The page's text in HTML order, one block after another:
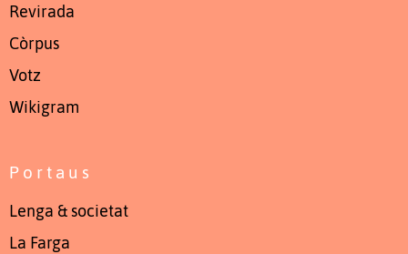
Revirada
Còrpus
Votz
Wikigram
Portaus
Lenga & societat
La Farga